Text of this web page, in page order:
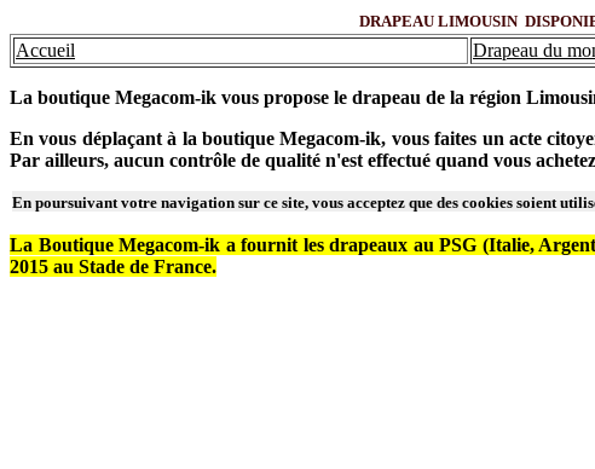
DRAPEAU LIMOUSIN
Accueil Drapeau du
La boutique Megacom-ik vous propose le drapeau de la région
En vous déplaçant à la boutique Megacom-ik, vous faites un acte
Par ailleurs, aucun contrôle de qualité n'est effectué quand vous
En poursuivant votre navigation sur ce site, vous acceptez que des cookies soient
La Boutique Megacom-ik a fournit les drapeaux au PSG (Italie,
2015 au Stade de France.